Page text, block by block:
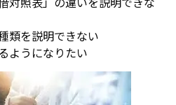
類を説明できない
ようになりたい